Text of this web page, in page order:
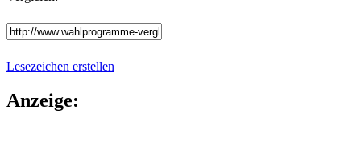
Lesezeichen erstellen
Anzeige: